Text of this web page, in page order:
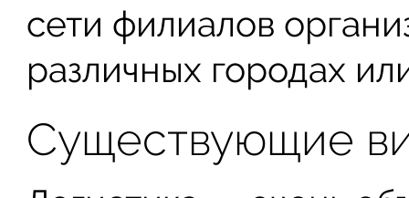
сети филиалов
различных городах
Существующие